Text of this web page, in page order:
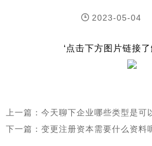
2023-05-04
‘点击下方图片链接
上一篇：今天聊下企业哪些类型是可
下一篇：变更注册资本需要什么资料